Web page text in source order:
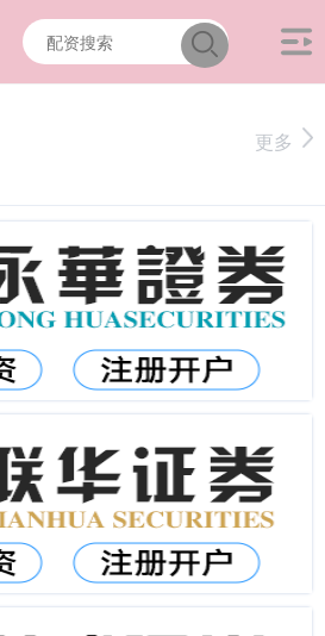
更多